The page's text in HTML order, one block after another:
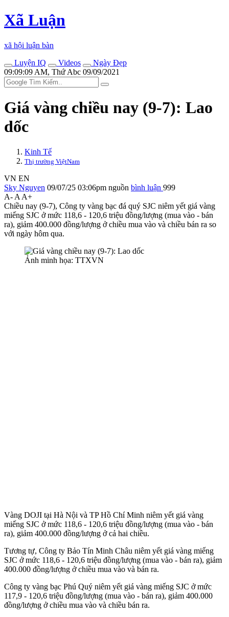
Xã Luận
xã hội luận bàn
Luyện IQ
Videos
Ngày Đẹp
09:09:09 AM, Thứ Abc 09/09/2021
Giá vàng chiều nay (9-7): Lao
dốc
Kinh Tế
Thị trường ViệtNam
VN EN
Sky Nguyen 09/07/25 03:06pm nguồn bình luận 999
A- A A+
Chiều nay (9-7), Công ty vàng bạc đá quý SJC niêm yết giá vàng
miếng SJC ở mức 118,6 - 120,6 triệu đồng/lượng (mua vào - bán
ra), giảm 400.000 đồng/lượng ở chiều mua vào và chiều bán ra so
với ngày hôm qua.
Ảnh minh họa: TTXVN
Vàng DOJI tại Hà Nội và TP Hồ Chí Minh niêm yết giá vàng
miếng SJC ở mức 118,6 - 120,6 triệu đồng/lượng (mua vào - bán
ra), giảm 400.000 đồng/lượng ở cả hai chiều.
Tương tự, Công ty Bảo Tín Minh Châu niêm yết giá vàng miếng
SJC ở mức 118,6 - 120,6 triệu đồng/lượng (mua vào - bán ra), giảm
400.000 đồng/lượng ở chiều mua vào và bán ra.
Công ty vàng bạc Phú Quý niêm yết giá vàng miếng SJC ở mức
117,9 - 120,6 triệu đồng/lượng (mua vào - bán ra), giảm 400.000
đồng/lượng ở chiều mua vào và chiều bán ra.